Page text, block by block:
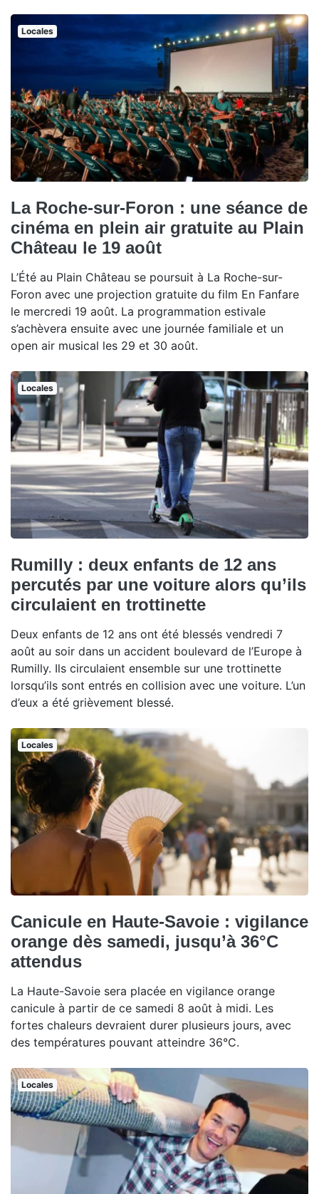
Locales
La Roche-sur-Foron : une séance de
cinéma en plein air gratuite au Plain
Château le 19 août
L’Été au Plain Château se poursuit à La Roche-sur-
Foron avec une projection gratuite du film En Fanfare
le mercredi 19 août. La programmation estivale
s’achèvera ensuite avec une journée familiale et un
open air musical les 29 et 30 août.
Locales
Rumilly : deux enfants de 12 ans
percutés par une voiture alors qu’ils
circulaient en trottinette
Deux enfants de 12 ans ont été blessés vendredi 7
août au soir dans un accident boulevard de l’Europe à
Rumilly. Ils circulaient ensemble sur une trottinette
lorsqu’ils sont entrés en collision avec une voiture. L’un
d’eux a été grièvement blessé.
Locales
Canicule en Haute-Savoie : vigilance
orange dès samedi, jusqu’à 36°C
attendus
La Haute-Savoie sera placée en vigilance orange
canicule à partir de ce samedi 8 août à midi. Les
fortes chaleurs devraient durer plusieurs jours, avec
des températures pouvant atteindre 36°C.
Locales